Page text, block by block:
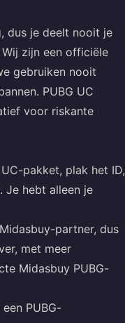
dus je deelt nooit je
zijn een officiële
gebruiken nooit
PUBG UC
voor riskante
pakket, plak het ID,
Je hebt alleen je
partner, dus
met meer
Midasbuy PUBG-
PUBG-